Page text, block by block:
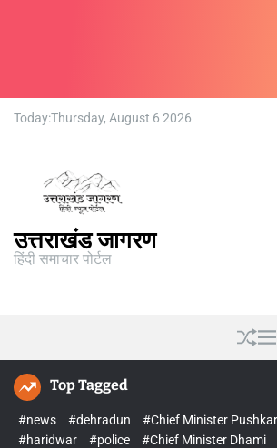
Today:Thursday, August 6 2026
उत्तराखंड जागरण
हिंदी समाचार पोर्टल
Top Tagged
#news #dehradun
#Chief Minister
#haridwar
#police #Chief Minister Dhami